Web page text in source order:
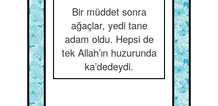
Bir müddet sonra
ağaçlar, yedi tane
adam oldu. Hepsi de
tek Allah’ın huzurunda
ka’dedeydi.